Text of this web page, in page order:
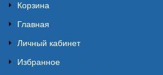
Корзина
Главная
Личный кабинет
Избранное